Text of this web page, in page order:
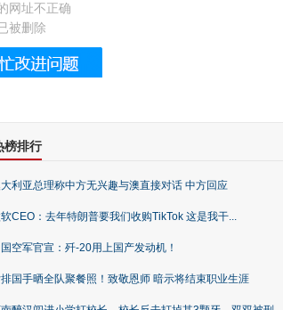
600岁的紫禁城
网址不正确
被删除
榜排行
利亚总理称中方无兴趣与澳直接对话 中方回应
CEO：去年特朗普要我们收购TikTok 这是我干...
空军官宣：歼-20用上国产发动机！
国手晒全队聚餐照！致敬恩师 暗示将结束职业生涯